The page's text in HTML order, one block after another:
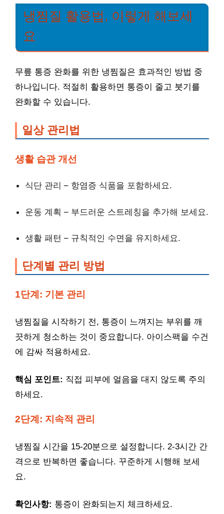
냉찜질 활용법, 이렇게 해보세
요
무릎 통증 완화를 위한 냉찜질은 효과적인 방법 중
하나입니다. 적절히 활용하면 통증이 줄고 붓기를
완화할 수 있습니다.
일상 관리법
생활 습관 개선
식단 관리 – 항염증 식품을 포함하세요.
운동 계획 – 부드러운 스트레칭을 추가해 보세요.
생활 패턴 – 규칙적인 수면을 유지하세요.
단계별 관리 방법
1단계: 기본 관리
냉찜질을 시작하기 전, 통증이 느껴지는 부위를 깨
끗하게 청소하는 것이 중요합니다. 아이스팩을 수건
에 감싸 적용하세요.
핵심 포인트: 직접 피부에 얼음을 대지 않도록 주의
하세요.
2단계: 지속적 관리
냉찜질 시간을 15-20분으로 설정합니다. 2-3시간 간
격으로 반복하면 좋습니다. 꾸준하게 시행해 보세
요.
확인사항: 통증이 완화되는지 체크하세요.